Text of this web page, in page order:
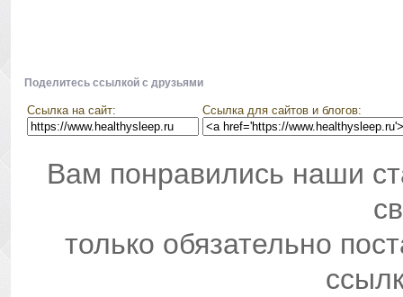
Поделитесь ссылкой с друзьями
Ссылка на сайт: Ссылка для сайтов и блогов:
Вам понравились наши
только обязательно